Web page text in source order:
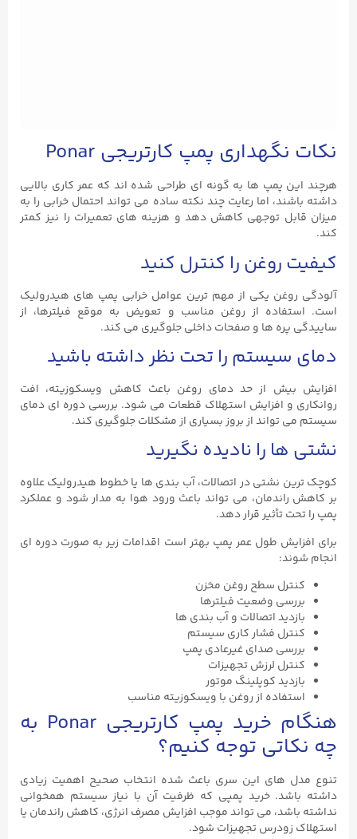
نکات نگهداری پمپ کارتریجی Ponar
هرچند این پمپ‌ ها به گونه ‌ای طراحی شده ‌اند که عمر کاری بالایی
داشته باشند، اما رعایت چند نکته ساده می ‌تواند احتمال خرابی را به
میزان قابل توجهی کاهش دهد و هزینه‌ های تعمیرات را نیز کمتر
کند.
کیفیت روغن را کنترل کنید
آلودگی روغن یکی از مهم ‌ترین عوامل خرابی پمپ ‌های هیدرولیک
است. استفاده از روغن مناسب و تعویض به‌ موقع فیلترها، از
ساییدگی پره‌ ها و صفحات داخلی جلوگیری می ‌کند.
دمای سیستم را تحت نظر داشته باشید
افزایش بیش از حد دمای روغن باعث کاهش ویسکوزیته، افت
روانکاری و افزایش استهلاک قطعات می ‌شود. بررسی دوره ‌ای دمای
سیستم می ‌تواند از بروز بسیاری از مشکلات جلوگیری کند.
نشتی‌ ها را نادیده نگیرید
کوچک ‌ترین نشتی در اتصالات، آب ‌بندی‌ ها یا خطوط هیدرولیک علاوه
بر کاهش راندمان، می ‌تواند باعث ورود هوا به مدار شود و عملکرد
پمپ را تحت تأثیر قرار دهد.
برای افزایش طول عمر پمپ بهتر است اقدامات زیر به صورت دوره‌ ای
انجام شوند:
کنترل سطح روغن مخزن
بررسی وضعیت فیلترها
بازدید اتصالات و آب ‌بندی ‌ها
کنترل فشار کاری سیستم
بررسی صدای غیرعادی پمپ
کنترل لرزش تجهیزات
بازدید کوپلینگ موتور
استفاده از روغن با ویسکوزیته مناسب
هنگام خرید پمپ کارتریجی Ponar به
چه نکاتی توجه کنیم؟
تنوع مدل‌ های این سری باعث شده انتخاب صحیح اهمیت زیادی
داشته باشد. خرید پمپی که ظرفیت آن با نیاز سیستم همخوانی
نداشته باشد، می ‌تواند موجب افزایش مصرف انرژی، کاهش راندمان یا
استهلاک زودرس تجهیزات شود.